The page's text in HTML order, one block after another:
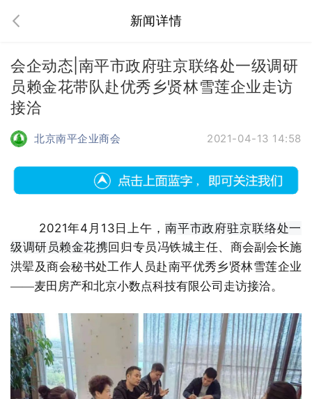
新闻详情
会企动态|南平市政府驻京联络处一级调研
员赖金花带队赴优秀乡贤林雪莲企业走访
接洽
北京南平企业商会 2021-04-13 14:58
2021年4月13日上午， 南平市政府驻京联络处一
级调研员赖金花携回归专员冯铁城主任、 商会副会长施
洪翚及商会秘书处工作人员赴南平优秀乡贤林雪莲企业
——麦田房产和北京小数点科技有限公司 走访接洽。